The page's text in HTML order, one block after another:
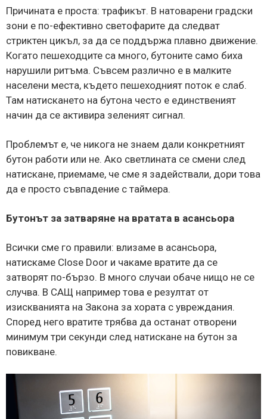
Причината е проста: трафикът. В натоварени градски
зони е по-ефективно светофарите да следват
стриктен цикъл, за да се поддържа плавно движение.
Когато пешеходците са много, бутоните само биха
нарушили ритъма. Съвсем различно е в малките
населени места, където пешеходният поток е слаб.
Там натискането на бутона често е единственият
начин да се активира зеленият сигнал.
Проблемът е, че никога не знаем дали конкретният
бутон работи или не. Ако светлината се смени след
натискане, приемаме, че сме я задействали, дори това
да е просто съвпадение с таймера.
Бутонът за затваряне на вратата в асансьора
Всички сме го правили: влизаме в асансьора,
натискаме Close Door и чакаме вратите да се
затворят по-бързо. В много случаи обаче нищо не се
случва. В САЩ например това е резултат от
изискванията на Закона за хората с увреждания.
Според него вратите трябва да останат отворени
минимум три секунди след натискане на бутон за
повикване.